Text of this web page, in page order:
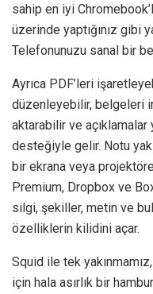
sahip en iyi
üzerinde yaptığınız gibi
Telefonunuzu sanal bir
Ayrıca PDF’leri
düzenleyebilir, belgeleri
aktarabilir ve
desteğiyle gelir. Notu
bir ekrana veya
Premium, Dropbox ve
silgi, şekiller, metin ve
özelliklerin kilidini açar.
Squid ile tek
için hala asırlık bir